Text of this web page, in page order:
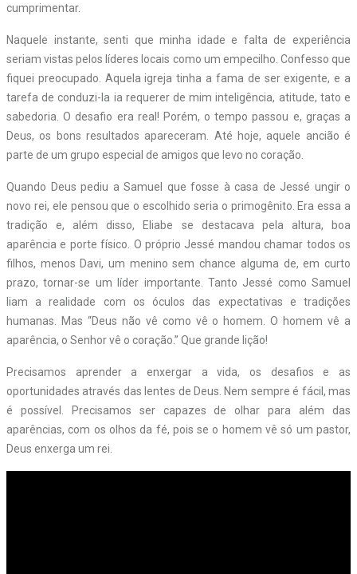
cumprimentar.
Naquele instante, senti que minha idade e falta de experiência
seriam vistas pelos líderes locais como um empecilho. Confesso que
fiquei preocupado. Aquela igreja tinha a fama de ser exigente, e a
tarefa de conduzi-la ia requerer de mim inteligência, atitude, tato e
sabedoria. O desafio era real! Porém, o tempo passou e, graças a
Deus, os bons resultados apareceram. Até hoje, aquele ancião é
parte de um grupo especial de amigos que levo no coração.
Quando Deus pediu a Samuel que fosse à casa de Jessé ungir o
novo rei, ele pensou que o escolhido seria o primogênito. Era essa a
tradição e, além disso, Eliabe se destacava pela altura, boa
aparência e porte físico. O próprio Jessé mandou chamar todos os
filhos, menos Davi, um menino sem chance alguma de, em curto
prazo, tornar-se um líder importante. Tanto Jessé como Samuel
liam a realidade com os óculos das expectativas e tradições
humanas. Mas “Deus não vê como vê o homem. O homem vê a
aparência, o Senhor vê o coração.” Que grande lição!
Precisamos aprender a enxergar a vida, os desafios e as
oportunidades através das lentes de Deus. Nem sempre é fácil, mas
é possível. Precisamos ser capazes de olhar para além das
aparências, com os olhos da fé, pois se o homem vê só um pastor,
Deus enxerga um rei.